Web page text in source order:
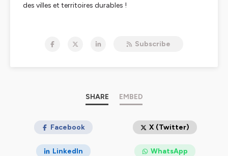
des villes et territoires durables !
Subscribe
SHARE EMBED
Facebook X (Twitter)
LinkedIn WhatsApp